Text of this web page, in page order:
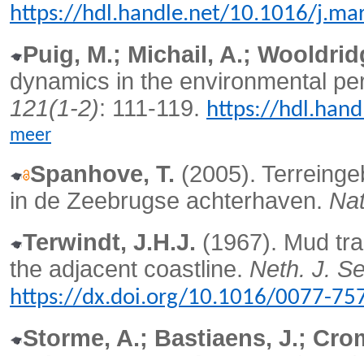
https://hdl.handle.net/10.1016/
Puig, M.; Michail, A.;
dynamics in the environmental
121(1-2): 111-119. https://
meer
Spanhove, T. (2005).
in de Zeebrugse achterhaven.
Terwindt, J.H.J. (1967). Mud
the adjacent coastline. Neth. J.
https://dx.doi.org/10.1016/0077-
Storme, A.; Bastiaens, J.;